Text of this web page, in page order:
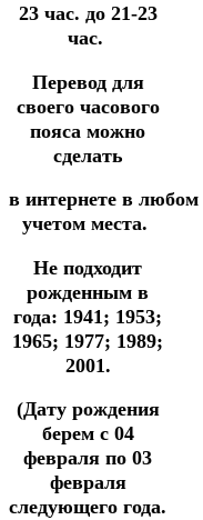
23 час. до 21-23
час.
Перевод для
своего часового
пояса можно
сделать
в интернете в любом
учетом места.
Не подходит
рожденным в
года: 1941; 1953;
1965; 1977; 1989;
2001.
(Дату рождения
берем с 04
февраля по 03
февраля
следующего года.